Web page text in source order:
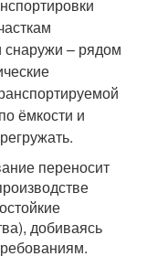
снаружи – рядом
ёмкости и
переносит
добиваясь